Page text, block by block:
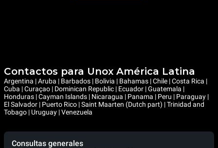
Contactos para Unox América Latina
Argentina | Aruba | Barbados | Bolivia | Bahamas | Chile | Costa Rica |
Cuba | Curaçao | Dominican Republic | Ecuador | Guatemala |
Honduras | Cayman Islands | Nicaragua | Panama | Peru | Paraguay |
El Salvador | Puerto Rico | Saint Maarten (Dutch part) | Trinidad and
Tobago | Uruguay | Venezuela
Consultas generales